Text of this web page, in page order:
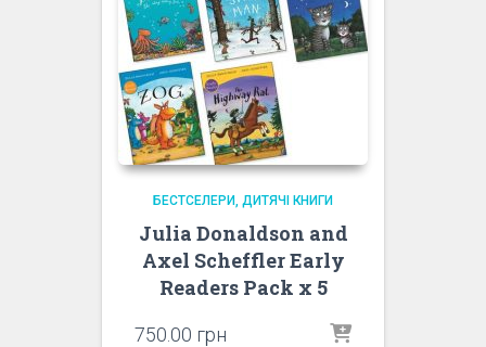
БЕСТСЕЛЕРИ ДИТЯЧІ КНИГИ
Julia Donaldson and
Axel Scheffler Early
Readers Pack x 5
750.00 грн